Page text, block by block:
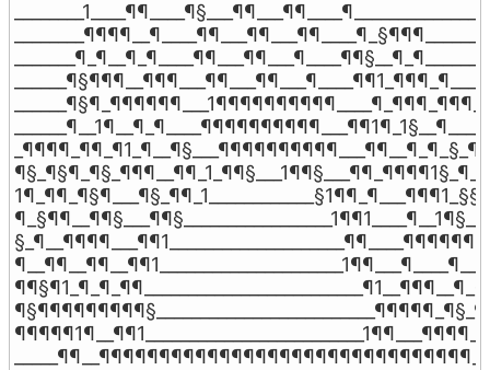
________1____¶¶____¶§___¶¶___¶¶____¶______________
¶__¶¶__¶¶__¶¶1_____________________1¶¶___¶____¶__¶